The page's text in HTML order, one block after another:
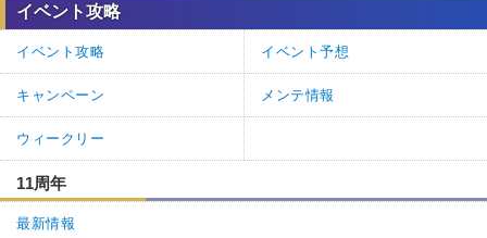
イベント攻略
イベント攻略 イベント予想
キャンペーン メンテ情報
ウィークリー
11周年
最新情報